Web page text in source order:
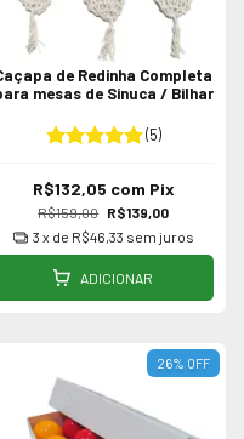
de Redinha Completa
mesas de Sinuca / Bilhar
(5)
R$159,00 R$139,00
R$132,05 com Pix
3 x de R$46,33 sem juros
ADICIONAR
26% OFF